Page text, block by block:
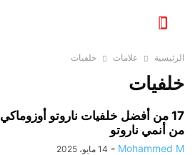
الرئيسية علامات خلفيات
خلفيات
17 من أفضل خلفيات ناروتو أوزوماكي
من أنمي ناروتو
Mohammed M
- 14 مايو، 2025